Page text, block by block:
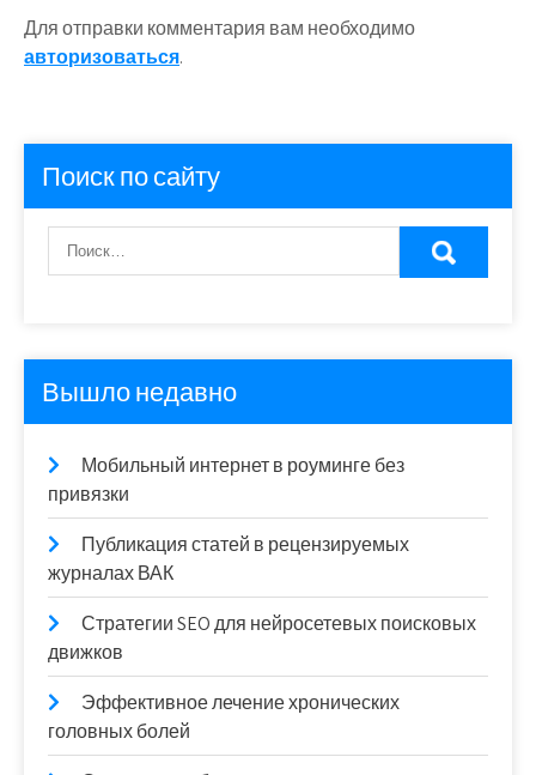
Для отправки комментария вам необходимо
авторизоваться.
Поиск по сайту
Вышло недавно
Мобильный интернет в роуминге без
привязки
Публикация статей в рецензируемых
журналах ВАК
Стратегии SEO для нейросетевых поисковых
движков
Эффективное лечение хронических
головных болей